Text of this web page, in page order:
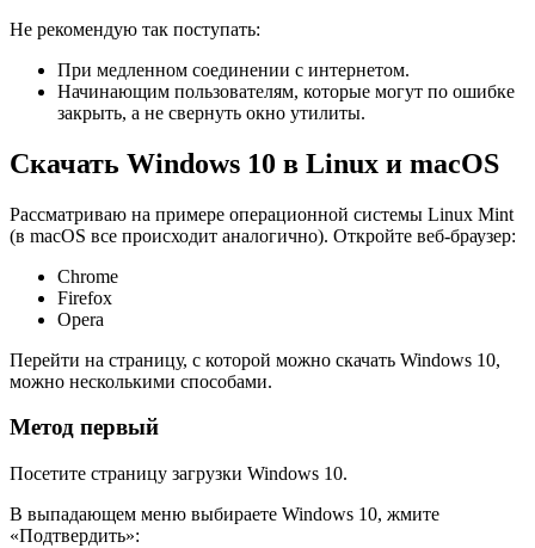
Не рекомендую так поступать:
При медленном соединении с интернетом.
Начинающим пользователям, которые могут по ошибке
закрыть, а не свернуть окно утилиты.
Скачать Windows 10 в Linux и macOS
Рассматриваю на примере операционной системы Linux Mint
(в macOS все происходит аналогично). Откройте веб-браузер:
Chrome
Firefox
Opera
Перейти на страницу, с которой можно скачать Windows 10,
можно несколькими способами.
Метод первый
Посетите страницу загрузки Windows 10.
В выпадающем меню выбираете Windows 10, жмите
«Подтвердить»: